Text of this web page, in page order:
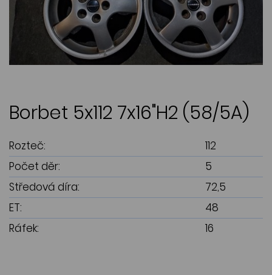
Borbet 5x112 7x16"H2 (58/5A)
Rozteč:
112
Počet děr:
5
Středová díra:
72,5
ET:
48
Ráfek:
16